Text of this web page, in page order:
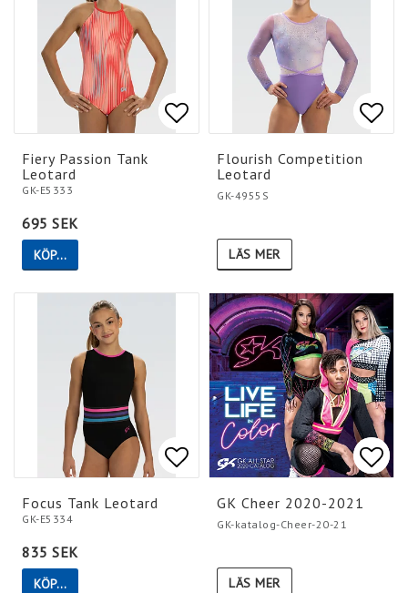
Lägg till i favoritlistan
Lägg till i favoritlistan
Fiery Passion Tank
Leotard
GK-E5333
695 SEK
KÖP…
Flourish Competition
Leotard
GK-4955S
LÄS MER
Lägg till i favoritlistan
Lägg till i favoritlistan
Focus Tank Leotard
GK-E5334
835 SEK
KÖP…
GK Cheer 2020-2021
GK-katalog-Cheer-20-21
LÄS MER